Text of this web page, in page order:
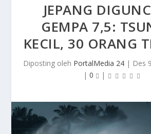
JEPANG
GEMPA 7,5:
KECIL, 30 ORANG
Diposting oleh PortalMedia 24| Des
| 0 |